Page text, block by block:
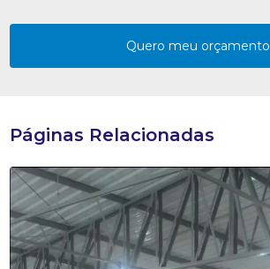
Quero meu orçamento
Páginas Relacionadas